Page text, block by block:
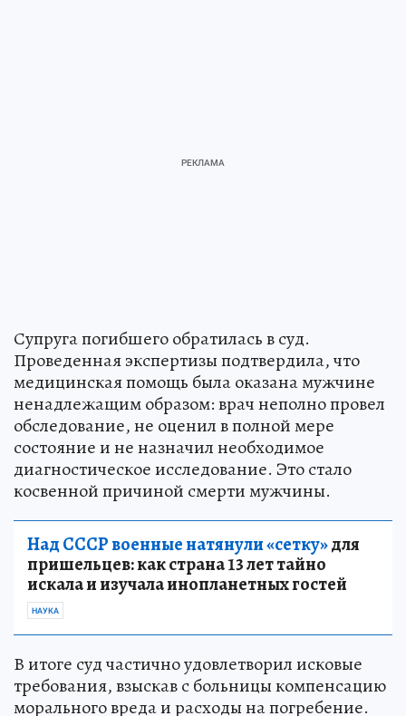
Супруга погибшего обратилась в суд.
Проведенная экспертизы подтвердила, что
медицинская помощь была оказана мужчине
ненадлежащим образом: врач неполно провел
обследование, не оценил в полной мере
состояние и не назначил необходимое
диагностическое исследование. Это стало
косвенной причиной смерти мужчины.
Над СССР военные натянули «сетку»для
пришельцев: как страна 13 лет тайно
искала и изучала инопланетных гостей
НАУКА
В итоге суд частично удовлетворил исковые
требования, взыскав с больницы компенсацию
морального вреда и расходы на погребение.